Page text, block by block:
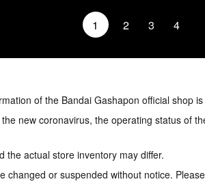
1 2 3 4
of the Bandai Gashapon official shop
new coronavirus, the operating status of
the actual store inventory may differ.
changed or suspended without notice.